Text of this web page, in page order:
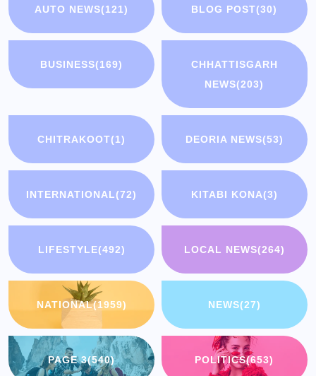
AUTO NEWS(121) BLOG POST(30)
BUSINESS(169)
CHHATTISGARH
NEWS(203)
CHITRAKOOT(1) DEORIA NEWS(53)
INTERNATIONAL(72) KITABI KONA(3)
LIFESTYLE(492) LOCAL NEWS(264)
NATIONAL(1959) NEWS(27)
PAGE 3(540) POLITICS(653)